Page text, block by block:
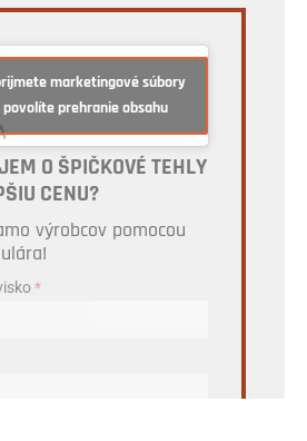
marketingové súbory
povolíte prehranie obsahu
O ŠPIČKOVÉ TEHLY
CENU?
výrobcov pomocou
*